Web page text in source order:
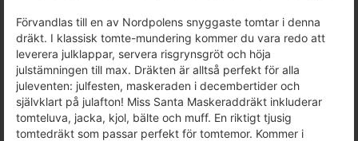
Förvandlas till en av Nordpolens snyggaste tomtar i denna
dräkt. I klassisk tomte-mundering kommer du vara redo att
leverera julklappar, servera risgrynsgröt och höja
julstämningen till max. Dräkten är alltså perfekt för alla
juleventen: julfesten, maskeraden i decembertider och
självklart på julafton! Miss Santa Maskeraddräkt inkluderar
tomteluva, jacka, kjol, bälte och muff. En riktigt tjusig
tomtedräkt som passar perfekt för tomtemor. Kommer i